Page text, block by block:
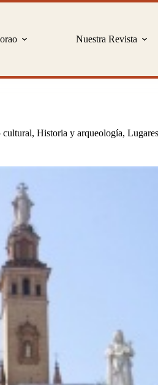
Nuestra Revista
cultural, Historia y arqueología,